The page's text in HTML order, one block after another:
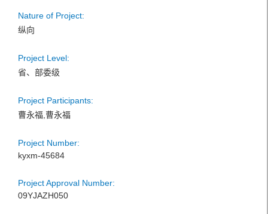
Nature of Project:
纵向
Project Level:
省、部委级
Project Participants:
曹永福,曹永福
Project Number:
kyxm-45684
Project Approval Number:
09YJAZH050